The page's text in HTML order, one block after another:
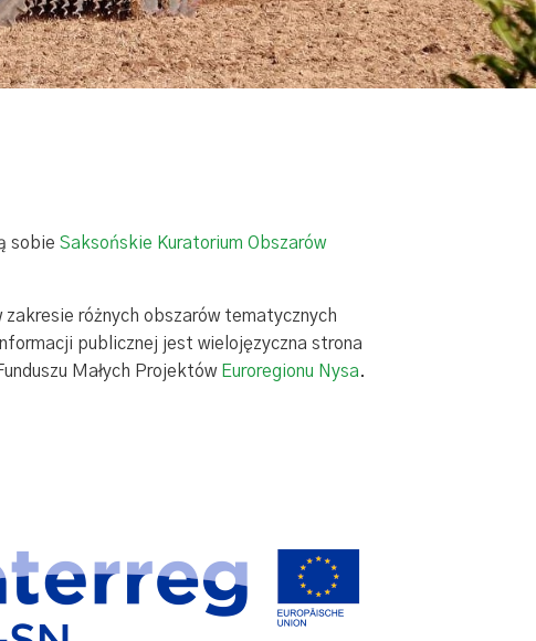
sobie Saksońskie Kuratorium Obszarów
różnych obszarów tematycznych
publicznej jest wielojęzyczna strona
Małych Projektów Euroregionu Nysa.